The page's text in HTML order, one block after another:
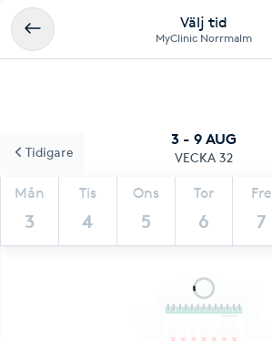
Välj tid
MyClinic Norrmalm
3 - 9 AUG
VECKA 32
Mån
3
Tis
4
Ons
5
Tor
6
Fre
7
Tidigare